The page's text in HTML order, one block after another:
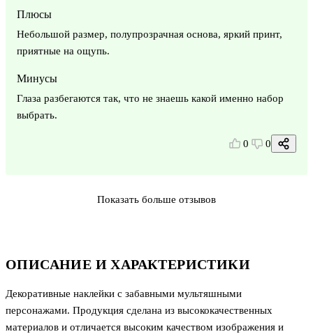
ОПИСАНИЕ И ХАРАКТЕРИСТИКИ
Декоративные наклейки с забавными мультяшными
персонажами. Продукция сделана из высококачественных
материалов и отличается высоким качеством изображения и
Плюсы
Небольшой размер, полупрозрачная основа, яркий принт,
приятные на ощупь.
Минусы
Глаза разбегаются так, что не знаешь какой именно набор
выбрать.
0 0
Показать больше отзывов